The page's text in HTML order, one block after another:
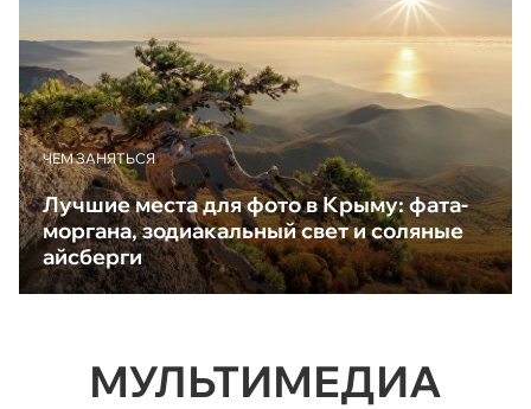
ЧЕМ ЗАНЯТЬСЯ
Лучшие места для фото в Крыму: фата-
моргана, зодиакальный свет и соляные
айсберги
МУЛЬТИМЕДИА